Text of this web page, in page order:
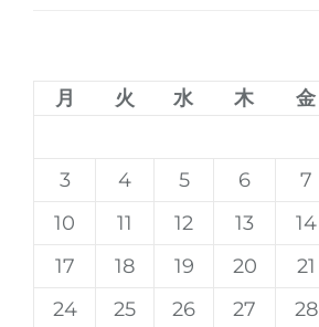
月 火 水 木 金
3
4 5 6 7
10
11 12 13 14
17
18 19 20 21
24
25 26 27 28